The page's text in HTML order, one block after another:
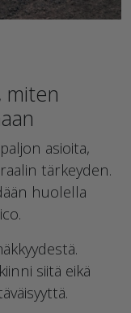
miten
asioita,
tärkeyden.
huolella
siitä eikä